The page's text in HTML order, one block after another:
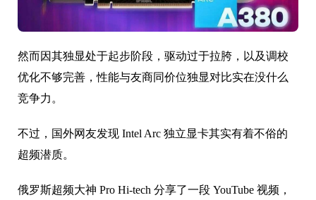
然而因其独显处于起步阶段，驱动过于拉胯，以及调校
优化不够完善，性能与友商同价位独显对比实在没什么
竞争力。
不过，国外网友发现 Intel Arc 独立显卡其实有着不俗的
超频潜质。
俄罗斯超频大神 Pro Hi-tech 分享了一段 YouTube 视频，